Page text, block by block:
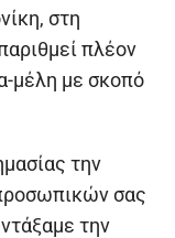
στη
πλέον
μέλη με σκοπό
την
σας
την